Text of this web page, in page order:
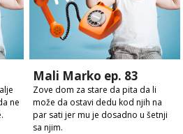
ne
Mali Marko ep. 83
Zove dom za stare da pita da li
može da ostavi dedu kod njih na
par sati jer mu je dosadno u šetnji
sa njim.